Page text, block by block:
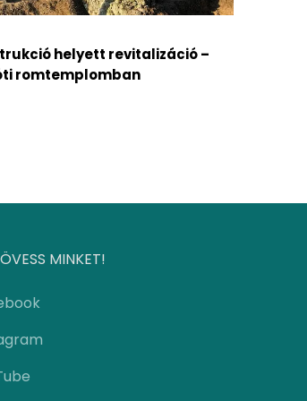
helyett revitalizáció –
romtemplomban
MINKET!